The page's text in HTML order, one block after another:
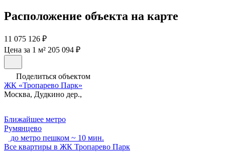
Расположение объекта на карте
11 075 126 ₽
Цена за 1 м² 205 094 ₽
Поделиться объектом
ЖК «Тропарево Парк»
Москва, Дудкино дер.,
Ближайшее метро
Румянцево
до метро пешком ~ 10 мин.
Все квартиры в ЖК Тропарево Парк